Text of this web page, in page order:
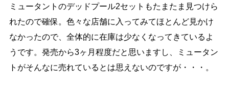
ミュータントのデッドプール2セットもたまたま見つけら
れたので確保。色々な店舗に入ってみてほとんど見かけ
なかったので、全体的に在庫は少なくなってきているよ
うです。発売から3ヶ月程度だと思いますし、ミュータン
トがそんなに売れているとは思えないのですが・・・。